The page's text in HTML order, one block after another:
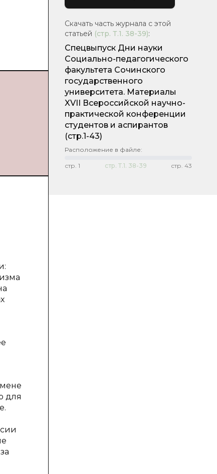
для
Скачать часть журнала с этой
статьей (стр. Т.1. 38-39):
Спецвыпуск Дни науки
Социально-педагогического
факультета Сочинского
государственного
университета. Материалы
XVII Всероссийской научно-
практической конференции
студентов и аспирантов
(стр.1-43)
Расположение в файле:
стр. 1 стр. Т.1. 38-39 стр. 43